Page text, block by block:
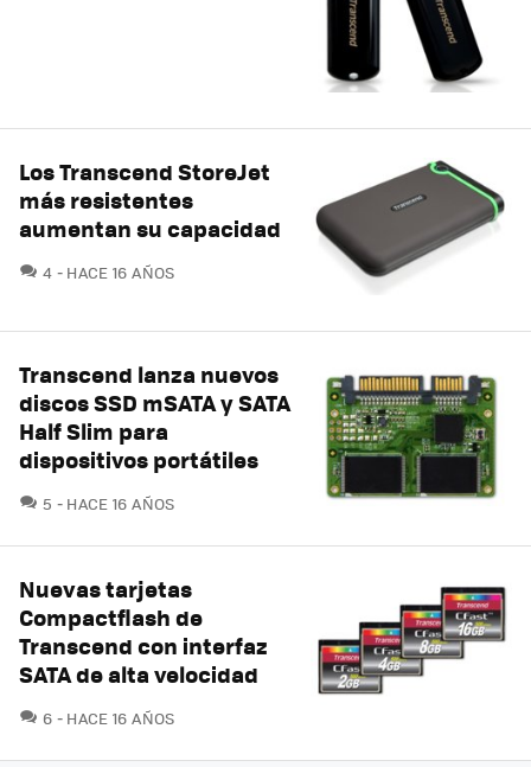
Los Transcend StoreJet
más resistentes
aumentan su capacidad
4 COMENTARIOS
HACE 16 AÑOS
Transcend lanza nuevos
discos SSD mSATA y SATA
Half Slim para
dispositivos portátiles
5 COMENTARIOS
HACE 16 AÑOS
Nuevas tarjetas
Compactflash de
Transcend con interfaz
SATA de alta velocidad
6 COMENTARIOS
HACE 16 AÑOS